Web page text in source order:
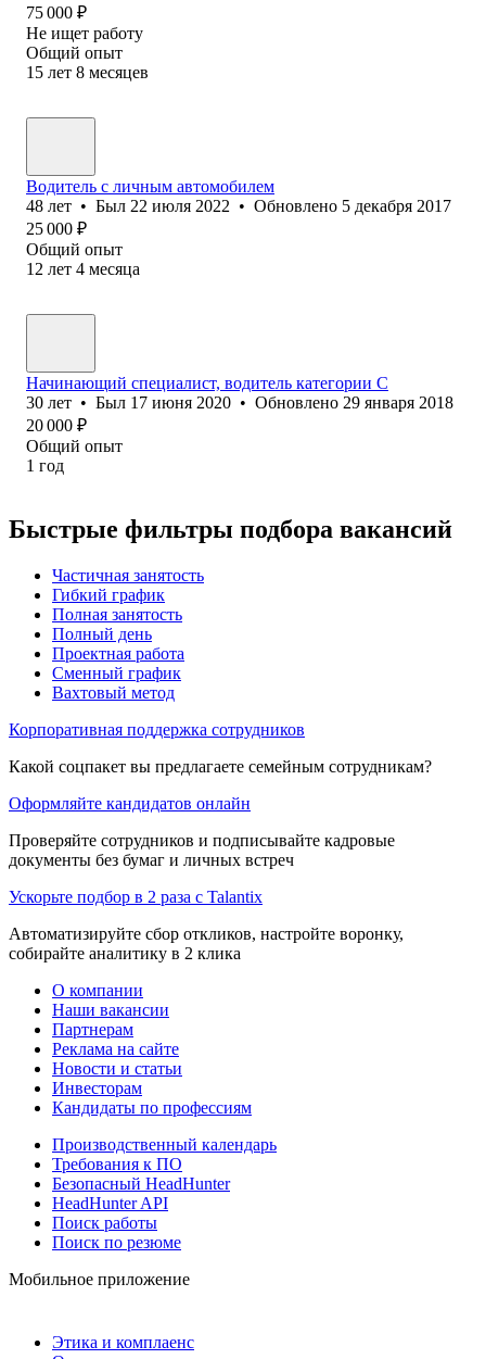
75 000 ₽
Не ищет работу
Общий опыт
15 лет 8 месяцев
Водитель с личным автомобилем
48 лет • Был 22 июля 2022 • Обновлено 5 декабря 2017
25 000 ₽
Общий опыт
12 лет 4 месяца
Начинающий специалист, водитель категории С
30 лет • Был 17 июня 2020 • Обновлено 29 января 2018
20 000 ₽
Общий опыт
1 год
Быстрые фильтры подбора вакансий
Частичная занятость
Гибкий график
Полная занятость
Полный день
Проектная работа
Сменный график
Вахтовый метод
Корпоративная поддержка сотрудников
Какой соцпакет вы предлагаете семейным сотрудникам?
Оформляйте кандидатов онлайн
Проверяйте сотрудников и подписывайте кадровые
документы без бумаг и личных встреч
Ускорьте подбор в 2 раза с Talantix
Автоматизируйте сбор откликов, настройте воронку,
собирайте аналитику в 2 клика
О компании
Наши вакансии
Партнерам
Реклама на сайте
Новости и статьи
Инвесторам
Кандидаты по профессиям
Производственный календарь
Требования к ПО
Безопасный HeadHunter
HeadHunter API
Поиск работы
Поиск по резюме
Мобильное приложение
Этика и комплаенс